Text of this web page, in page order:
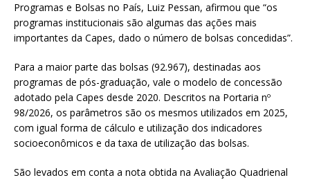
Programas e Bolsas no País, Luiz Pessan, afirmou que “os
programas institucionais são algumas das ações mais
importantes da Capes, dado o número de bolsas concedidas”.
Para a maior parte das bolsas (92.967), destinadas aos
programas de pós-graduação, vale o modelo de concessão
adotado pela Capes desde 2020. Descritos na Portaria nº
98/2026, os parâmetros são os mesmos utilizados em 2025,
com igual forma de cálculo e utilização dos indicadores
socioeconômicos e da taxa de utilização das bolsas.
São levados em conta a nota obtida na Avaliação Quadrienal